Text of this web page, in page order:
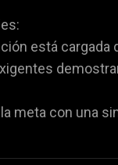
está cargada
meta con una